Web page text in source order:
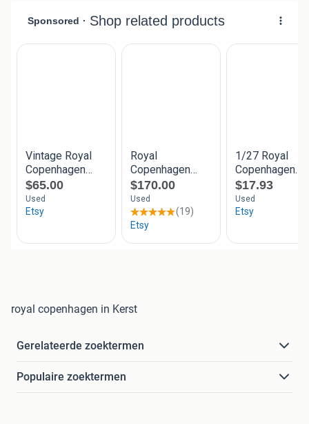
royal copenhagen in Kerst
Gerelateerde zoektermen
Populaire zoektermen